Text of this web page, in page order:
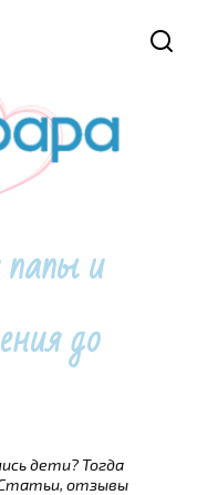
папы и
до
дети? Тогда
отзывы